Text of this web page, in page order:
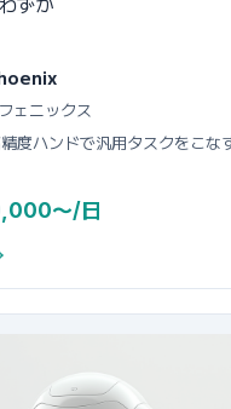
ェニックス
度ハンドで汎用タスクをこな
〜/日